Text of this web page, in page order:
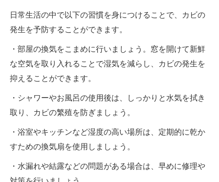
日常生活の中で以下の習慣を身につけることで、カビの
発生を予防することができます。
・部屋の換気をこまめに行いましょう。窓を開けて新鮮
な空気を取り入れることで湿気を減らし、カビの発生を
抑えることができます。
・シャワーやお風呂の使用後は、しっかりと水気を拭き
取り、カビの繁殖を防ぎましょう。
・浴室やキッチンなど湿度の高い場所は、定期的に乾か
すための換気扇を使用しましょう。
・水漏れや結露などの問題がある場合は、早めに修理や